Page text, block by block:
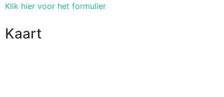
Klik hier voor het formulier
Kaart